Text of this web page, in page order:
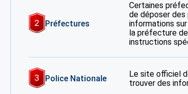
2 Préfectures
Certaines
de déposer des
informations
la préfecture
instructions
3 Police Nationale
Le site officiel
trouver des